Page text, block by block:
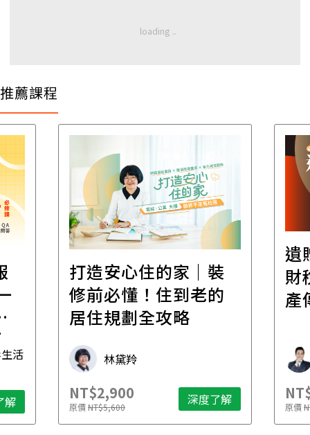
推薦課程
活
解
打造安心住的家｜裝
修前必懂！住到老的
居住規劃全攻略
林黛羚
NT$2,900
原價NT$5,600 深度了解
遺
財
產
原價